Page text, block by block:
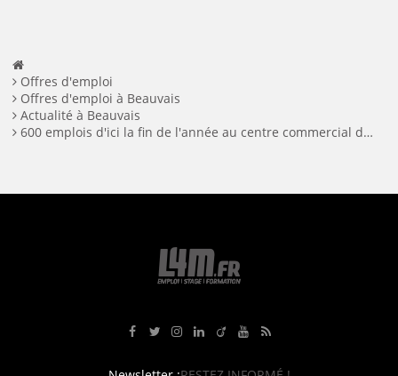
Offres d'emploi
Offres d'emploi à Beauvais
Actualité à Beauvais
600 emplois d'ici la fin de l'année au centre commercial du Jeu de Paume de Beauvais